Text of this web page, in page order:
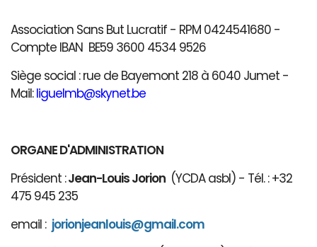
Association Sans But Lucratif - RPM 0424541680 -
Compte IBAN BE59 3600 4534 9526
Siège social : rue de Bayemont 218 à 6040 Jumet -
Mail:liguelmb@skynet.be
ORGANE D'ADMINISTRATION
Président :Jean-Louis Jorion (YCDA asbl) - Tél. : +32
475 945 235
email : jorionjeanlouis@gmail.com